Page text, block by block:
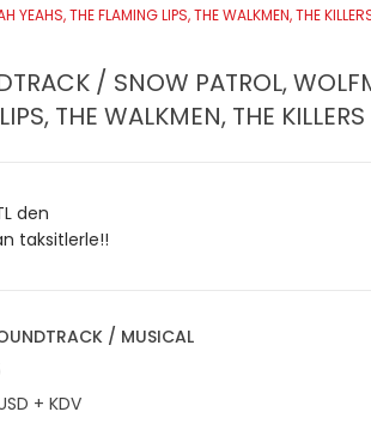
YEAHS, THE FLAMING LIPS, THE WALKMEN, THE
/ SNOW PATROL,
THE WALKMEN, THE
den
taksitlerle!!
/ MUSICAL
+ KDV